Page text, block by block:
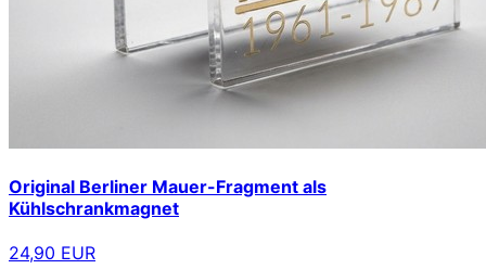
Original Berliner Mauer-Fragment als
Kühlschrankmagnet
24,90 EUR